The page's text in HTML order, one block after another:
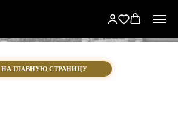
и аксессуаров.
НА ГЛАВНУЮ СТРАНИЦУ